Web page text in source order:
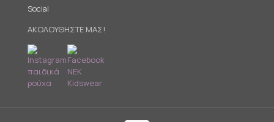
Social
ΑΚΟΛΟΥΘΗΣΤΕ ΜΑΣ!